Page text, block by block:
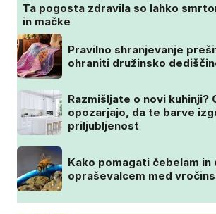
Ta pogosta zdravila so lahko
in mačke
Pravilno shranjevanje
ohraniti družinsko
Razmišljate o novi kuhinji?
opozarjajo, da te barve
priljubljenost
Kako pomagati čebelam in
opraševalcem med